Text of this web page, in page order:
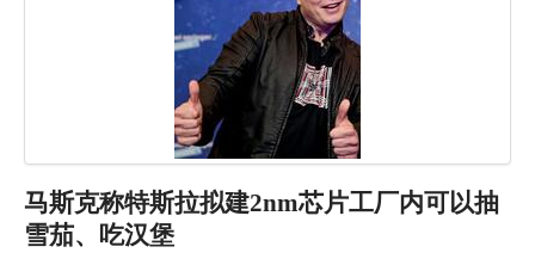
马斯克称特斯拉拟建2nm芯片工厂内可以抽
雪茄、吃汉堡